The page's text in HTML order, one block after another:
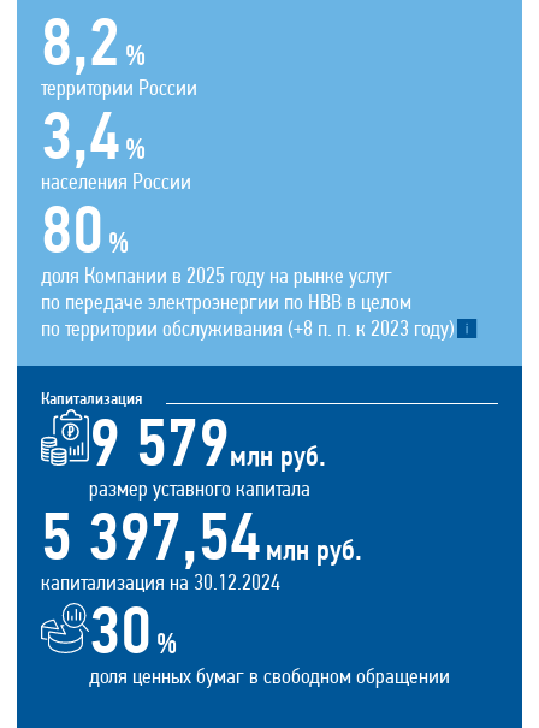
8,2 %
территории России
3,4 %
населения России
80 %
доля Компании в 2025 году на рынке услуг
по передаче электроэнергии по НВВ в целом
по территории обслуживания (+8 п. п. к 2023 году)
Капитализация
9 579млн руб.
размер уставного капитала
5 397,54 млн руб.
капитализация на 30.12.2024
30 %
доля ценных бумаг в свободном обращении